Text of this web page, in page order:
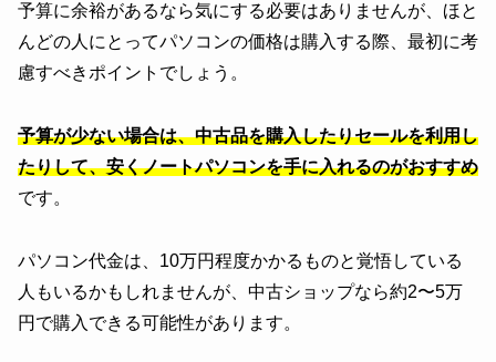
予算に余裕があるなら気にする必要はありませんが、ほと
んどの人にとってパソコンの価格は購入する際、最初に考
慮すべきポイントでしょう。
予算が少ない場合は、中古品を購入したりセールを利用し
たりして、安くノートパソコンを手に入れるのがおすすめ
です。
パソコン代金は、10万円程度かかるものと覚悟している
人もいるかもしれませんが、中古ショップなら約2〜5万
円で購入できる可能性があります。